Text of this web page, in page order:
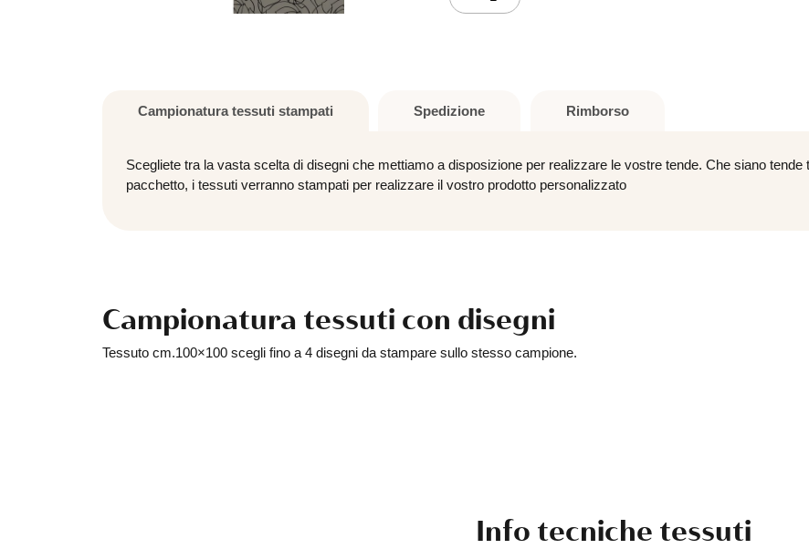
stampati
Campionatura tessuti stampati Spedizione Rimborso
Scegliete tra la vasta scelta di disegni che mettiamo a disposizione per realizzare le vostre tende. Che siano tende
pacchetto, i tessuti verranno stampati per realizzare il vostro prodotto personalizzato
Campionatura tessuti con disegni
Tessuto cm.100×100 scegli fino a 4 disegni da stampare sullo stesso campione.
Info tecniche tessuti